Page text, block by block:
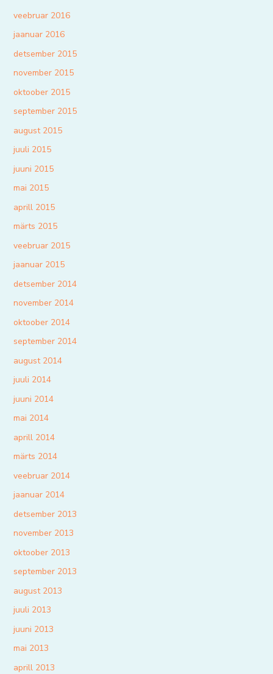
veebruar 2016
jaanuar 2016
detsember 2015
november 2015
oktoober 2015
september 2015
august 2015
juuli 2015
juuni 2015
mai 2015
aprill 2015
märts 2015
veebruar 2015
jaanuar 2015
detsember 2014
november 2014
oktoober 2014
september 2014
august 2014
juuli 2014
juuni 2014
mai 2014
aprill 2014
märts 2014
veebruar 2014
jaanuar 2014
detsember 2013
november 2013
oktoober 2013
september 2013
august 2013
juuli 2013
juuni 2013
mai 2013
aprill 2013